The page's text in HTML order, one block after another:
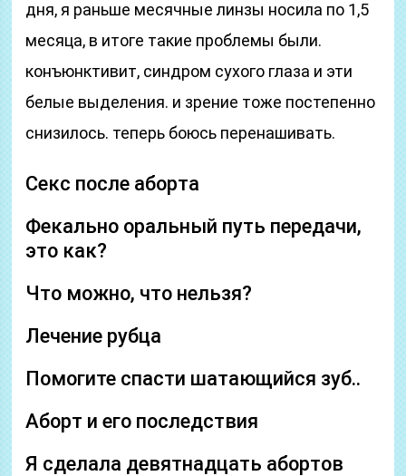
дня, я раньше месячные линзы носила по 1,5
месяца, в итоге такие проблемы были.
конъюнктивит, синдром сухого глаза и эти
белые выделения. и зрение тоже постепенно
снизилось. теперь боюсь перенашивать.
Секс после аборта
Фекально оральный путь передачи,
это как?
Что можно, что нельзя?
Лечение рубца
Помогите спасти шатающийся зуб..
Аборт и его последствия
Я сделала девятнадцать абортов